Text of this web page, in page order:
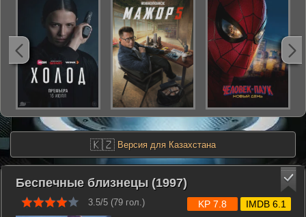
🇰🇿 Версия для Казахстана
Беспечные близнецы (1997)
3.5/5 (79 гол.) KP 7.8 IMDB 6.1